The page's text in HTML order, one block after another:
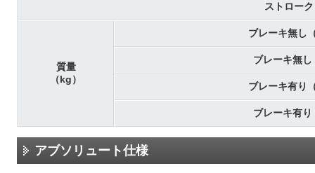
ストローク
質量
（kg）
ブレーキ無し
ブレーキ無
ブレーキ有り
ブレーキ有
アブソリュート仕様